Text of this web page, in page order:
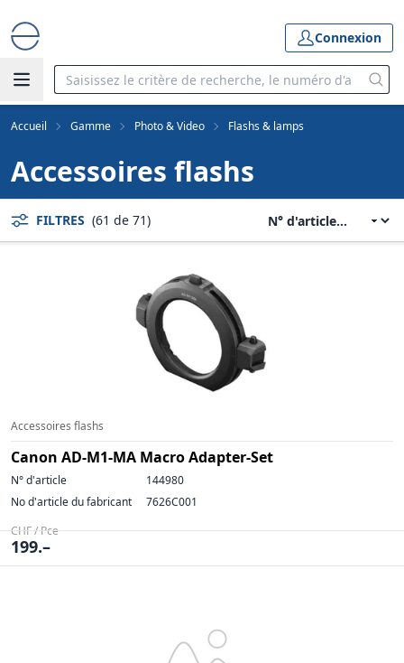
Connexion
Accueil Gamme Photo & Video Flashs & lamps
Accessoires flashs
FILTRES (61 de 71)
Accessoires flashs
Canon AD-M1-MA Macro Adapter-Set
N° d'article
144980
No d'article du fabricant
7626C001
CHF / Pce
199.–